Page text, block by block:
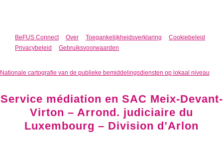
BeFUS Connect Over Toegankelijkheidsverklaring
Cookiebeleid
Privacybeleid
Gebruiksvoorwaarden
Nationale cartografie van de publieke bemiddelingsdiensten op lokaal niveau
Service médiation en SAC Meix-Devant-
Virton – Arrond. judiciaire du
Luxembourg – Division d’Arlon